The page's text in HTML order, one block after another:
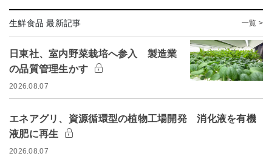
生鮮食品 最新記事 一覧 >
日東社、室内野菜栽培へ参入 製造業
の品質管理生かす
2026.08.07
エネアグリ、資源循環型の植物工場開発 消化液を有機
液肥に再生
2026.08.07